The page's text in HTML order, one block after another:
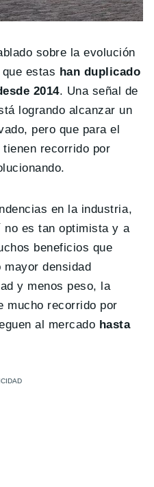
sobre la evolución
estas han duplicado
2014. Una señal de
logrando alcanzar un
pero que para el
recorrido por
en la industria,
no es tan optimista y a
beneficios que
densidad
y menos peso, la
mucho recorrido por
al mercado hasta